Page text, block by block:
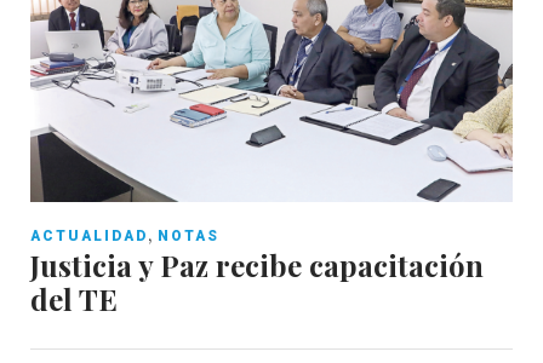
ACTUALIDAD , NOTAS
Justicia y Paz recibe capacitación
del TE